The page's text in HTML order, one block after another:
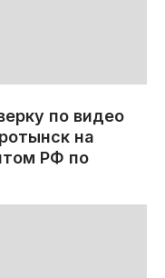
по видео
на
РФ по